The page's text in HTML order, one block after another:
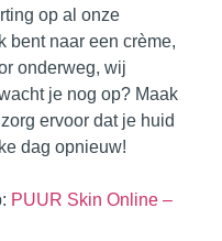
op al onze
bent naar een crème,
onderweg, wij
je nog op? Maak
ervoor dat je huid
dag opnieuw!
PUUR Skin Online –